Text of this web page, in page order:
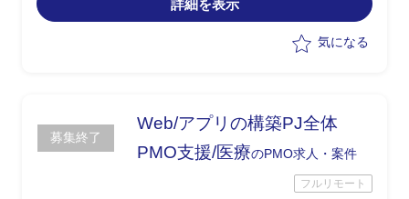
・PJ立上げ計画策定
・各システム導入の進捗/課題管理
詳細を表示
気になる
募集終了
Web/アプリの構築PJ全体
PMO支援/医療のPMO求人・案件
フルリモート